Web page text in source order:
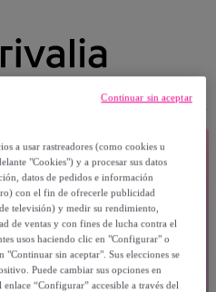
a usar rastreadores (como cookies u
"Cookies") y a procesar sus datos
datos de pedidos e información
con el fin de ofrecerle publicidad
televisión) y medir su rendimiento,
de ventas y con fines de lucha contra el
usos haciendo clic en "Configurar" o
sin aceptar". Sus elecciones se
Puede cambiar sus opciones en
“Configurar” accesible a través del
Continuar sin aceptar